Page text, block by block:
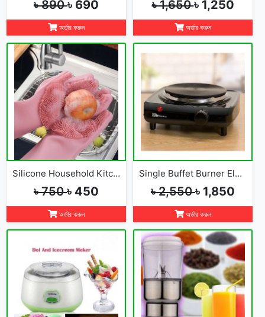
৳ 890৳ 690
অর্ডার করুন
৳ 1,650৳ 1,250
অর্ডার করুন
Silicone Household Kitchen Washing Glove(2pcs)
৳ 750৳ 450
অর্ডার করুন
Single Buffet Burner Electric Hot Plate
৳ 2,550৳ 1,850
অর্ডার করুন